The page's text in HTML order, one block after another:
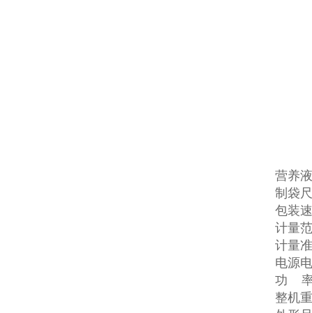
营养
制袋
包装
计量
计量
电源
功 率:
整机